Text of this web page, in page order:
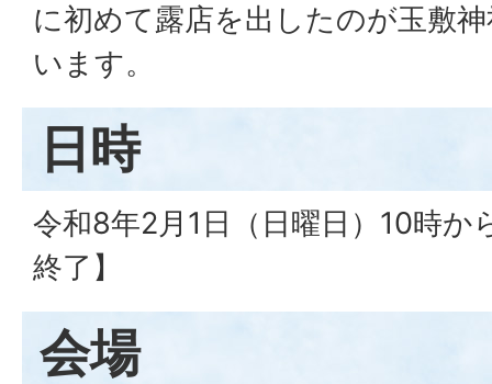
に初めて露店を出したのが玉敷
います。
日時
令和8年2月1日（日曜日）10時か
終了】
会場